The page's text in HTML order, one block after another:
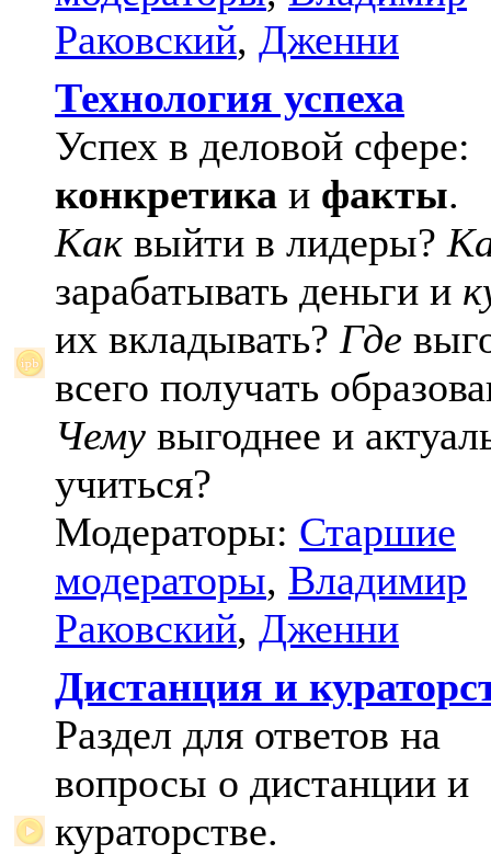
Раковский, Дженни
Технология успеха
Успех в деловой сфере:
конкретика и факты.
Как выйти в лидеры?
зарабатывать деньги и
их вкладывать? Где
всего получать
Чему выгоднее и
учиться?
Модераторы: Старшие
модераторы, Владимир
Раковский, Дженни
Дистанция и
Раздел для ответов на
вопросы о дистанции и
кураторстве.